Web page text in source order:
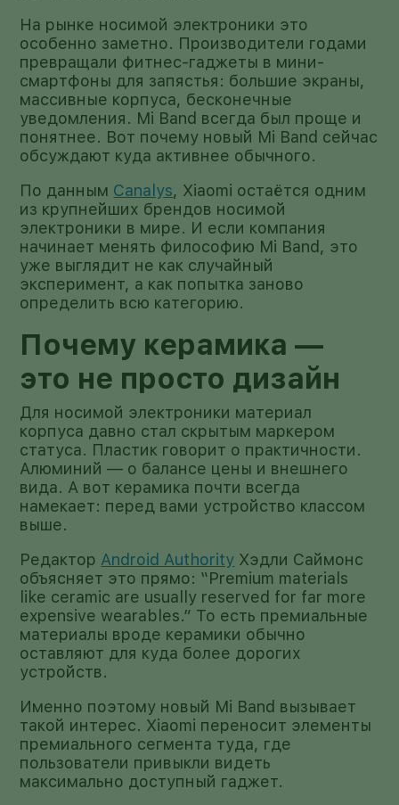
На рынке носимой электроники это
особенно заметно. Производители годами
превращали фитнес-гаджеты в мини-
смартфоны для запястья: большие экраны,
массивные корпуса, бесконечные
уведомления. Mi Band всегда был проще и
понятнее. Вот почему новый Mi Band сейчас
обсуждают куда активнее обычного.
По данным Canalys, Xiaomi остаётся одним
из крупнейших брендов носимой
электроники в мире. И если компания
начинает менять философию Mi Band, это
уже выглядит не как случайный
эксперимент, а как попытка заново
определить всю категорию.
Почему керамика —
это не просто дизайн
Для носимой электроники материал
корпуса давно стал скрытым маркером
статуса. Пластик говорит о практичности.
Алюминий — о балансе цены и внешнего
вида. А вот керамика почти всегда
намекает: перед вами устройство классом
выше.
Редактор Android Authority Хэдли Саймонс
объясняет это прямо: “Premium materials
like ceramic are usually reserved for far more
expensive wearables.” То есть премиальные
материалы вроде керамики обычно
оставляют для куда более дорогих
устройств.
Именно поэтому новый Mi Band вызывает
такой интерес. Xiaomi переносит элементы
премиального сегмента туда, где
пользователи привыкли видеть
максимально доступный гаджет.